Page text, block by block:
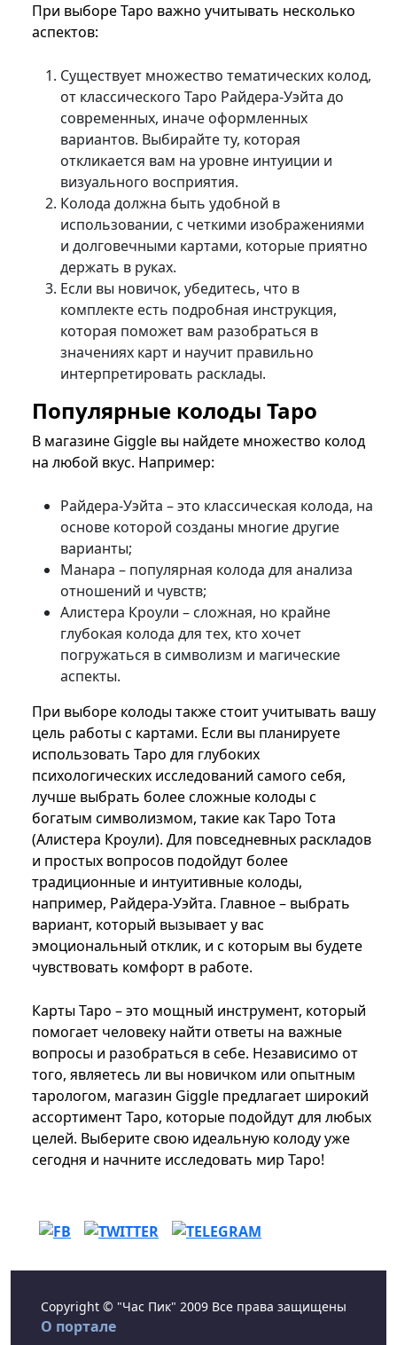
При выборе Таро важно учитывать несколько
аспектов:
Существует множество тематических колод,
от классического Таро Райдера-Уэйта до
современных, иначе оформленных
вариантов. Выбирайте ту, которая
откликается вам на уровне интуиции и
визуального восприятия.
Колода должна быть удобной в
использовании, с четкими изображениями
и долговечными картами, которые приятно
держать в руках.
Если вы новичок, убедитесь, что в
комплекте есть подробная инструкция,
которая поможет вам разобраться в
значениях карт и научит правильно
интерпретировать расклады.
Популярные колоды Таро
В магазине Giggle вы найдете множество колод
на любой вкус. Например:
Райдера-Уэйта – это классическая колода, на
основе которой созданы многие другие
варианты;
Манара – популярная колода для анализа
отношений и чувств;
Алистера Кроули – сложная, но крайне
глубокая колода для тех, кто хочет
погружаться в символизм и магические
аспекты.
При выборе колоды также стоит учитывать вашу
цель работы с картами. Если вы планируете
использовать Таро для глубоких
психологических исследований самого себя,
лучше выбрать более сложные колоды с
богатым символизмом, такие как Таро Тота
(Алистера Кроули). Для повседневных раскладов
и простых вопросов подойдут более
традиционные и интуитивные колоды,
например, Райдера-Уэйта. Главное – выбрать
вариант, который вызывает у вас
эмоциональный отклик, и с которым вы будете
чувствовать комфорт в работе.
Карты Таро – это мощный инструмент, который
помогает человеку найти ответы на важные
вопросы и разобраться в себе. Независимо от
того, являетесь ли вы новичком или опытным
тарологом, магазин Giggle предлагает широкий
ассортимент Таро, которые подойдут для любых
целей. Выберите свою идеальную колоду уже
сегодня и начните исследовать мир Таро!
Copyright © "Час Пик" 2009 Все права защищены
О портале